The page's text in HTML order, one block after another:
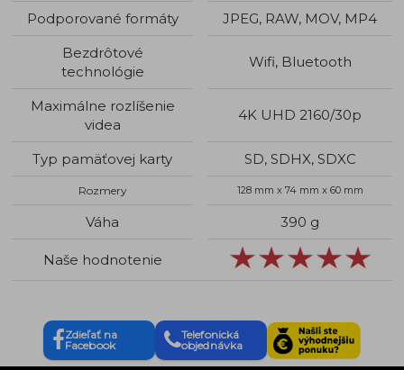
Podporované formáty
JPEG, RAW, MOV, MP4
Bezdrôtové
technológie
Wifi, Bluetooth
Maximálne rozlíšenie
videa
4K UHD 2160/30p
Typ pamäťovej karty SD, SDHX, SDXC
Rozmery 128 mm x 74 mm x 60 mm
Váha 390 g
Naše hodnotenie
Zdieľať na
Facebook
Telefonická
objednávka